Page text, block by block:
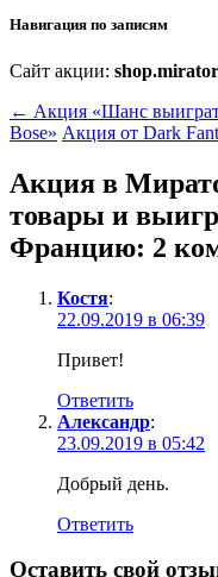
Навигация по записям
Сайт акции:
← Акция «Шанс
Bose» Акция от Dark
Акция в
товары и
Францию: 2
Костя:
22.09.2019 в 06:39
Привет!
Ответить
Александр:
23.09.2019 в 05:42
Добрый день.
Ответить
Оставить свой